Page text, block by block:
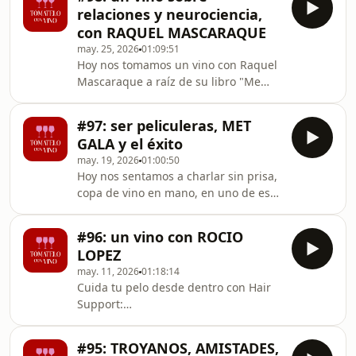
críticas constructivas,
tops?path=%2C%2C85023%2C ------
Código be levels SIEMPRE activo:
TOMATELOCONVINO ------ Visita el
pop up de Uniqlo de los días 18, 19 y
20 de junio en la Plaza de Juan
Goytisolo, y conoce su linea de Bra
Tops! Con suerte p
relaciones y neurociencia,
con RAQUEL MASCARAQUE
may. 25, 202601:09:51
Hoy nos tomamos un vino con Raquel
Mascaraque a raíz de su libro "Me
vínculos y todo lo que ocurre
alrededor de ellos: desde las
consecuencias psicológicas y físicas
de ocupar el lugar de amante hasta
cómo el contexto, la historia y lo vivido
moldean la manera en que queremos,
elegimos y nos relacionamos.
#97: ser peliculeras, MET
GALA y el éxito
may. 19, 202601:00:50
Hoy nos sentamos a charlar sin prisa,
copa de vino en mano, en uno de esos
hablando de absolutamente todo.Un
episodio cercano, divertido, caótico y
muy Tómatelo con Vino.
#96: un vino con ROCIO
LOPEZ
may. 11, 202601:18:14
Cuida tu pelo desde dentro con Hair
Support:
#95: TROYANOS, AMISTADES,